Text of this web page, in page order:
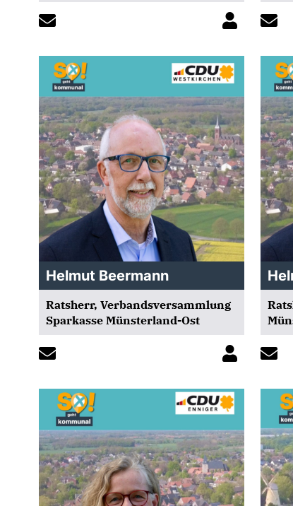
Helmut Beermann
Ratsherr, Verbandsversammlung
Sparkasse Münsterland-Ost